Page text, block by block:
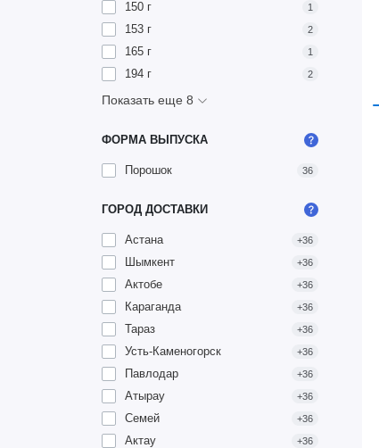
150 г 1
153 г 2
165 г 1
194 г 2
Показать еще 8
ФОРМА ВЫПУСКА
Порошок 36
ГОРОД ДОСТАВКИ
Астана +36
Шымкент +36
Актобе +36
Караганда +36
Тараз +36
Усть-Каменогорск +36
Павлодар +36
Атырау +36
Семей +36
Актау +36